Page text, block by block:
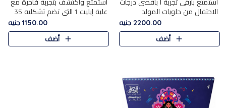
استمتع بأرقى تجربة ا بأقصى درجات
الاحتفال من حلويات المولد
المصريه الأصيلة مع هذه الفخامة
مع علبة سبيشال 3 التي تضم 56
قطعة من تشكيلة استثن..
2200.00 جنيه
أضف
استمتع واكتشف بتجربة فاخرة مع
علبة إيليت 1 التي تضم تشكليه 35
قطعة من أرقى حلويات المولد
المصري الأصيلة ,معروضة بشكل
جميل في علبة أنيقة ، في..
1150.00 جنيه
أضف